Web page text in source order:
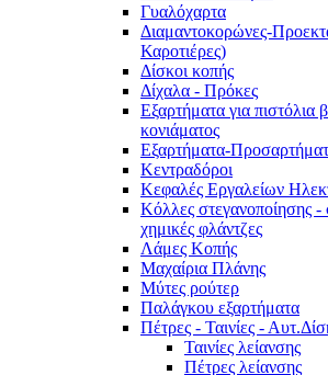
Γυαλόχαρτα
Διαμαντοκορώνες-
Καροτιέρες)
Δίσκοι κοπής
Δίχαλα - Πρόκες
Εξαρτήματα για πιστόλια
κονιάματος
Εξαρτήματα-
Κεντραδόροι
Κεφαλές Εργαλείων
Κόλλες στεγανοποίησης
χημικές φλάντζες
Λάμες Κοπής
Μαχαίρια Πλάνης
Μύτες ρούτερ
Παλάγκου εξαρτήματα
Πέτρες - Ταινίες -
Ταινίες λείανσης
Πέτρες λείανσης